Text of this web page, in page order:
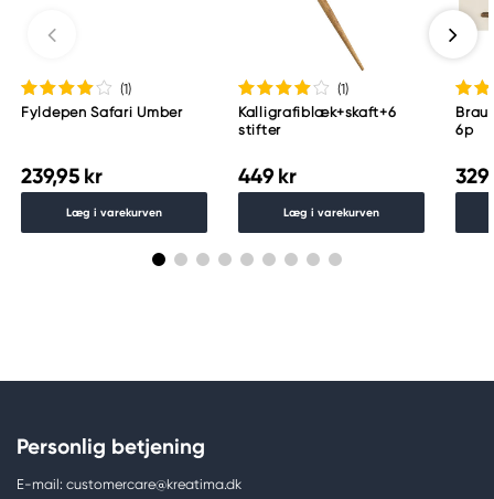
(1)
Fyldepen Safari Umber
239,95 kr
Læg i varekurven
(1)
Kalligrafiblæk+skaft+6
stifter
449 kr
Læg i varekurven
6p
329
Personlig betjening
E-mail: customercare@kreatima.dk